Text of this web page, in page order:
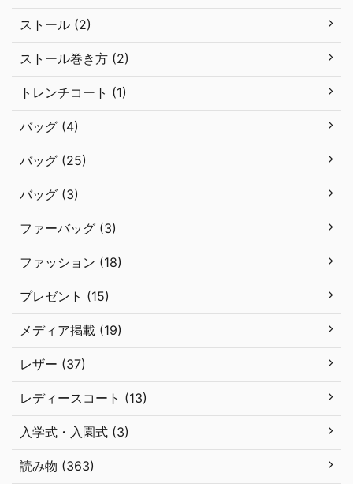
ストール (2)
ストール巻き方 (2)
トレンチコート (1)
バッグ (4)
バッグ (25)
バッグ (3)
ファーバッグ (3)
ファッション (18)
プレゼント (15)
メディア掲載 (19)
レザー (37)
レディースコート (13)
入学式・入園式 (3)
読み物 (363)